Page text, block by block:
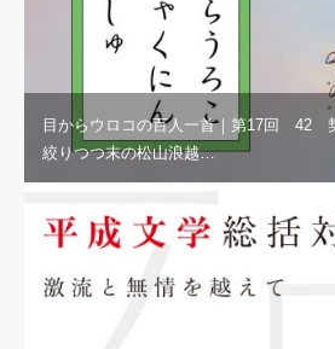
目からウロコの百人一首｜第17回 42
絞りつつ末の松山浪越…